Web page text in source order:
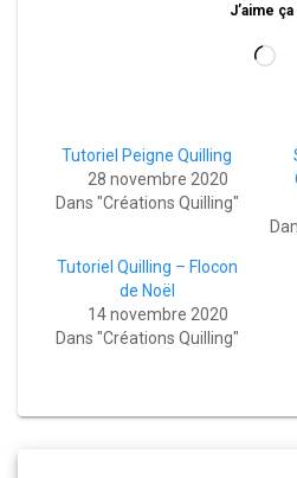
J’aime ça
Tutoriel Peigne Quilling
28 novembre 2020
Dans "Créations Quilling"
Tutoriel Quilling – Flocon
de Noël
14 novembre 2020
Dans "Créations Quilling"